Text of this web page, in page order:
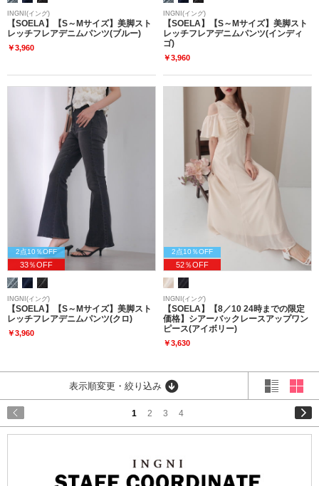
INGNI(イング)
【SOELA】【S～Mサイズ】美脚スト
レッチフレアデニムパンツ(ブルー)
￥3,960
INGNI(イング)
【SOELA】【S～Mサイズ】美脚スト
レッチフレアデニムパンツ(インディ
ゴ)
￥3,960
2点10％OFF
33％OFF
INGNI(イング)
【SOELA】【S～Mサイズ】美脚スト
レッチフレアデニムパンツ(クロ)
￥3,960
2点10％OFF
52％OFF
INGNI(イング)
【SOELA】【8／10 24時までの限定
価格】シアーバックレースアップワン
ピース(アイボリー)
￥3,630
表示順変更・絞り込み
1 2 3 4